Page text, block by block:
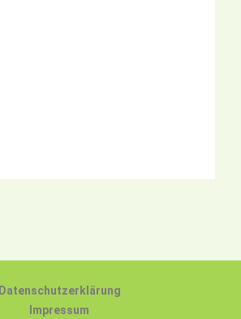
Datenschutzerklärung
Impressum